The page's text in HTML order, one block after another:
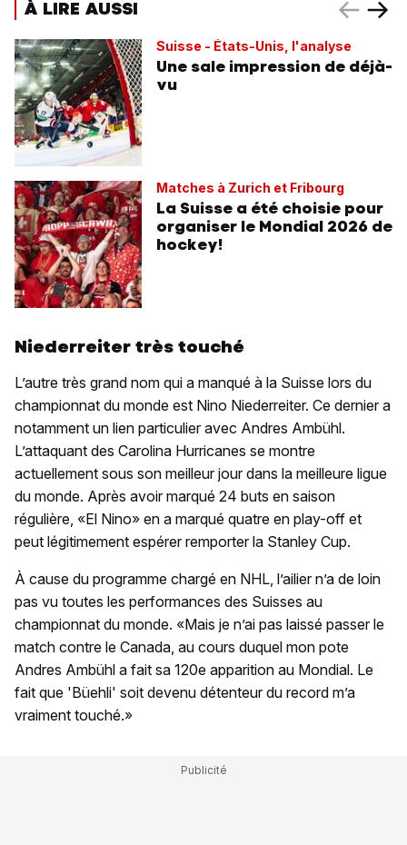
À LIRE AUSSI
Suisse - États-Unis, l'analyse
Une sale impression de déjà-
vu
Matches à Zurich et Fribourg
La Suisse a été choisie pour
organiser le Mondial 2026 de
hockey!
Niederreiter très touché
L’autre très grand nom qui a manqué à la Suisse lors du
championnat du monde est Nino Niederreiter. Ce dernier a
notamment un lien particulier avec Andres Ambühl.
L’attaquant des Carolina Hurricanes se montre
actuellement sous son meilleur jour dans la meilleure ligue
du monde. Après avoir marqué 24 buts en saison
régulière, «El Nino» en a marqué quatre en play-off et
peut légitimement espérer remporter la Stanley Cup.
À cause du programme chargé en NHL, l’ailier n’a de loin
pas vu toutes les performances des Suisses au
championnat du monde. «Mais je n’ai pas laissé passer le
match contre le Canada, au cours duquel mon pote
Andres Ambühl a fait sa 120e apparition au Mondial. Le
fait que 'Büehli' soit devenu détenteur du record m’a
vraiment touché.»